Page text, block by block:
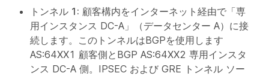
トンネル 1: 顧客構内をインターネット経由で「専
用インスタンス DC-A」（データセンター A）に接
続します。このトンネルはBGPを使用します
AS:64XX1 顧客側とBGP AS:64XX2 専用インスタ
ンス DC-A 側。IPSEC および GRE トンネル ソー